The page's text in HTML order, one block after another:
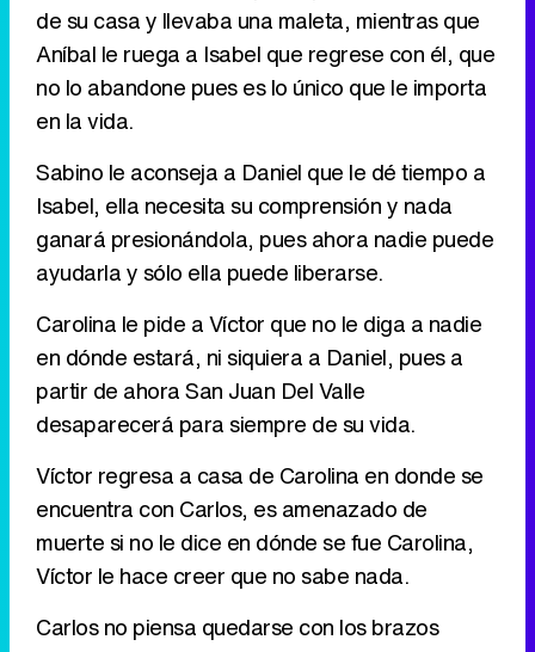
de su casa y llevaba una maleta, mientras que
Aníbal le ruega a Isabel que regrese con él, que
no lo abandone pues es lo único que le importa
en la vida.
Sabino le aconseja a Daniel que le dé tiempo a
Isabel, ella necesita su comprensión y nada
ganará presionándola, pues ahora nadie puede
ayudarla y sólo ella puede liberarse.
Carolina le pide a Víctor que no le diga a nadie
en dónde estará, ni siquiera a Daniel, pues a
partir de ahora San Juan Del Valle
desaparecerá para siempre de su vida.
Víctor regresa a casa de Carolina en donde se
encuentra con Carlos, es amenazado de
muerte si no le dice en dónde se fue Carolina,
Víctor le hace creer que no sabe nada.
Carlos no piensa quedarse con los brazos